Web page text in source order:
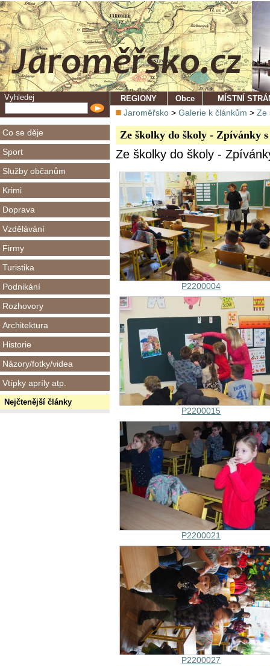
Vyhledej
Co se děje
Sport
Služby občanům
Krimi
Doprava
Vzdělávání
Firmy
Turistika
Podnikání
Rozhovory
Architektura
Historie
Názory/fotky/videa
Vtípky apríly atp.
Nejčtenější články
REGIONY Obce MÍSTNÍ
Jaroměřsko > Galerie k článkům > Ze
Ze školky do školy - Zpívánky
Ze školky do školy -
P2200004
P2200015
P2200021
P2200027